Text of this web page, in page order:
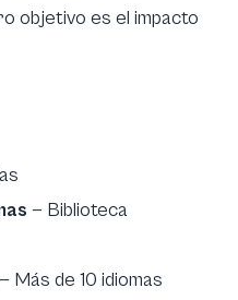
objetivo es el impacto
— Biblioteca
— Más de 10 idiomas